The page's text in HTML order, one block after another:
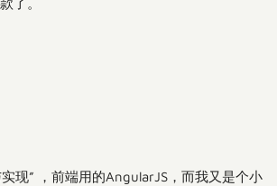
了。
现” ，前端用的AngularJS，而我又是个小